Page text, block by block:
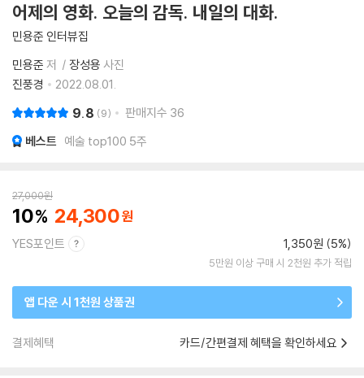
어제의 영화. 오늘의 감독. 내일의 대화.
민용준 인터뷰집
민용준 저 장성용 사진
진풍경
2022.08.01.
9.8 9 판매지수 36
베스트 예술 top100 5주
27,000원
10 24,300
YES포인트 1,350원 (5%)
5만원 이상 구매 시 2천원 추가 적립
앱 다운 시 1천원 상품권
결제혜택 카드/간편결제 혜택을 확인하세요